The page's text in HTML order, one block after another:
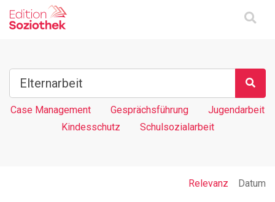
Case Management Gesprächsführung
Jugendarbeit
Kindesschutz
Schulsozialarbeit
Relevanz Datum